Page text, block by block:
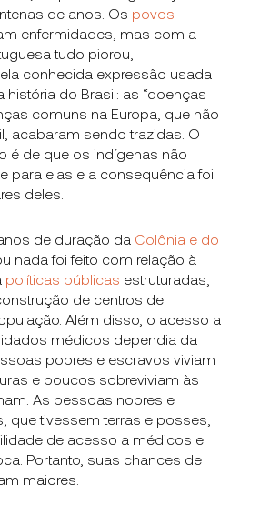
de anos. Os povos
enfermidades, mas com a
tudo piorou,
conhecida expressão usada
história do Brasil: as “doenças
comuns na Europa, que não
acabaram sendo trazidas. O
é de que os indígenas não
para elas e a consequência foi
deles.
de duração da Colônia e do
nada foi feito com relação à
políticas públicas estruturadas,
de centros de
Além disso, o acesso a
médicos dependia da
pobres e escravos viviam
e poucos sobreviviam às
As pessoas nobres e
que tivessem terras e posses,
de acesso a médicos e
Portanto, suas chances de
maiores.